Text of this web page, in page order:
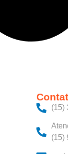
(15)
(15)